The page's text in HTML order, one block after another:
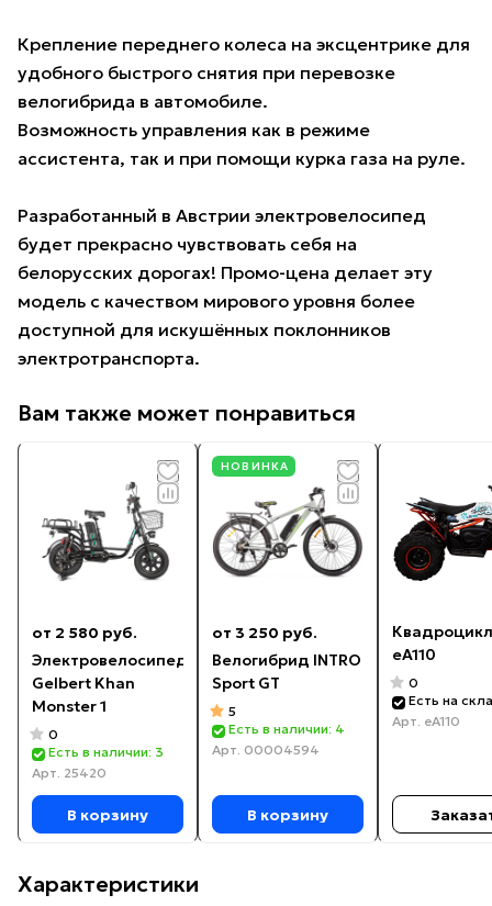
Крепление переднего колеса на эксцентрике для
удобного быстрого снятия при перевозке
велогибрида в автомобиле.
Возможность управления как в режиме
ассистента, так и при помощи курка газа на руле.
Разработанный в Австрии электровелосипед
будет прекрасно чувствовать себя на
белорусских дорогах! Промо-цена делает эту
модель с качеством мирового уровня более
доступной для искушённых поклонников
электротранспорта.
Вам также может понравиться
от 2 580 руб.
Электровелосипед
Gelbert Khan
Monster 1
0
Есть в наличии: 3
Арт. 25420
В корзину
НОВИНКА
от 3 250 руб.
Велогибрид INTRO
Sport GT
5
Есть в наличии: 4
Арт. 00004594
В корзину
Квадроцикл
eA110
0
Есть на
Арт. eA110
Характеристики